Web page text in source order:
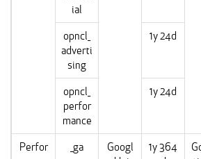
ial
opncl_
adverti
sing
1y 24d
opncl_
perfor
mance
1y 24d
Perfor
_ga
Googl
1y 364